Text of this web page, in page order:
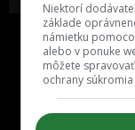
Niektorí
základe
námietku
alebo v ponuke
môžete
ochrany